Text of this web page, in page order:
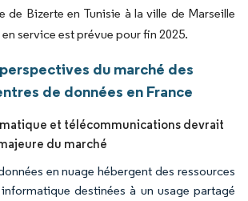
de Bizerte en Tunisie à la ville de Marseille
service est prévue pour fin 2025.
du marché des
de données en France
et télécommunications devrait
du marché
en nuage hébergent des ressources
destinées à un usage partagé